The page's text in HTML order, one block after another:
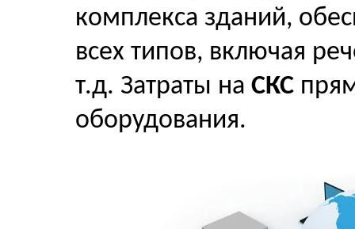
комплекса зданий,
всех типов, включая
т.д. Затраты на СКС
оборудования.